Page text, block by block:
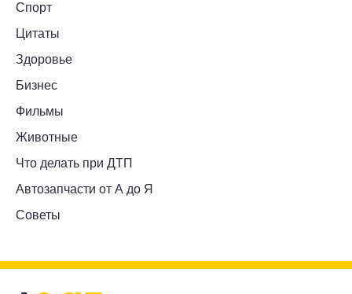
Спорт
Цитаты
Здоровье
Бизнес
Фильмы
Животные
Что делать при ДТП
Автозапчасти от А до Я
Советы